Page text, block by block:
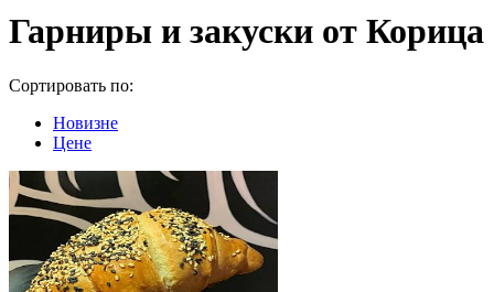
Гарниры и закуски от Корица
Сортировать по:
Новизне
Цене